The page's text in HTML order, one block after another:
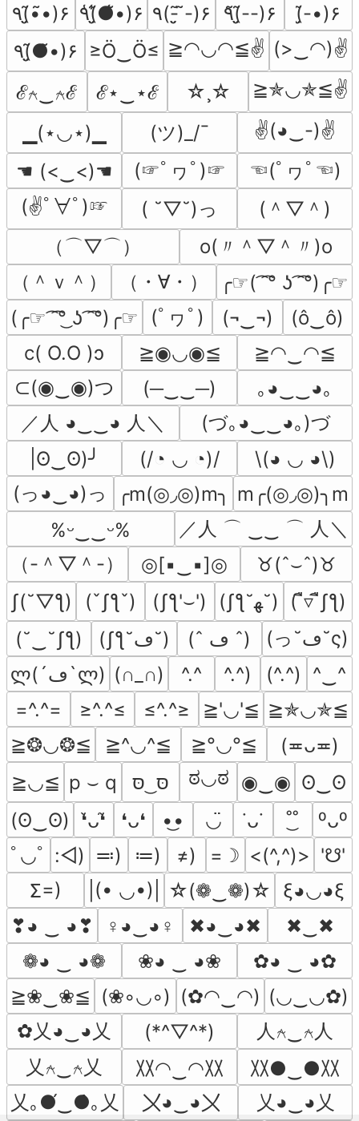
٩(•̮̮̃•̃)۶
٩(̾●̮̮̃̾•̃̾)۶ ٩(- ̮̮̃-̃)۶ ٩(̃-̮̮̃-)۶
(-̮̮̃•)۶
٩(●̮̮̃•̃)۶
≥Ö‿Ö≤ ≧◠◡◠≦✌ (>‿◠)✌
ℰ⍲‿⍲ℰ
ℰ⋆‿⋆ℰ ☆¸☆
≧✯◡✯≦✌
▁(⋆◡⋆)▁
(ツ)_/¯
✌(◕‿-)✌
☚ (<‿<)☚
(☞ﾟヮﾟ)☞
☜(ﾟヮﾟ☜)
(✌ﾟ∀ﾟ)☞
( ˘▽˘)っ
(＾▽＾)
（⌒▽⌒）
o(〃＾▽＾〃)o
（＾ｖ＾）
（・∀・）
╭☞( ͡ ͡° ʖ ͡ ͡°)╭☞
(╭☞ ͡ ͡°͜ ʖ ͡ ͡°)╭☞
(ﾟヮﾟ) (¬‿¬)
(ô‿ô)
c( O.O )ɔ
≧◉◡◉≦
≧◠‿◠≦
⊂(◉‿◉)つ
(─‿‿─)
｡◕‿‿◕｡
／人 ◕‿‿◕ 人＼
(づ｡◕‿‿◕｡)づ
|ʘ‿ʘ)╯
(/◔ ◡ ◔)/
\(◕ ◡ ◕\)
(っ◕‿◕)っ
╭m(◎◞◎)m╮ m╭(◎◞◎)╮m
%ᵕ‿‿ᵕ%
／人 ⌒ ‿‿ ⌒ 人＼
（-＾▽＾-）
◎[▪‿▪]◎
♉(ˆ⌣ˆ)♉
ʃ(˘▽ƪ)
(ˇʃƪˇ) (ʃƪ'⌣') (ʃƪ˘ﻬ˘)
( ื▿ ืʃƪ)
(˘‿˘ʃƪ)
(ʃƪ˘ڡ˘) (ˆ ڡ ˆ)
(っ˘ڡ˘ς)
ლ(´ڡ`ლ) (∩_∩) ^.^ ^.^) (^.^) ^‿^
=^.^=
≥^.^≤ ≤^.^≥ ≧'◡'≦ ≧✯◡✯≦
≧❂◡❂≦
≧^◡^≦ ≧°◡°≦
(≖ᴗ≖)
≧◡≦ p ⌣ q סּ ͜ סּ ಠ◡ಠ ◉‿◉ ʘ‿ʘ
(ʘ‿ʘ) ❛̃ᴗ❛̃ ❛ᴗ❛ •͜• ◡̈ ˙ᴗ˙ ˚͜˚
⁰ᴗ⁰
ﾟ◡ﾟ :◅) ≕) ≔) ≠) =☽ <(^,^)> '☋'
Σ=)
|(• ◡•)| ☆(❁‿❁)☆
ξ◕◡◕ξ
❣◕ ‿ ◕❣
♀◕‿◕♀ ✖◕‿◕✖
✖‿✖
❁◕ ‿ ◕❁
❀◕ ‿ ◕❀
✿◕ ‿ ◕✿
≧❀‿❀≦ (❀◦◡◦) (✿◠‿◠) (◡‿◡✿)
✿乂◕‿◕乂
(*^▽^*)
人⍲‿⍲人
乂⍲‿⍲乂
〷◠‿◠〷
〷●‿●〷
乂｡●́‿●̀｡乂
〤◕‿◕〤 乂◕‿◕乂